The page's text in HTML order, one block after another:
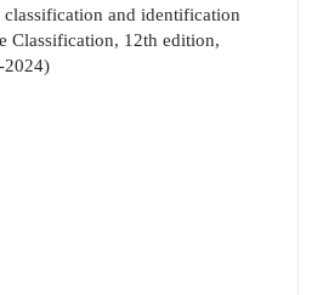
classification and identification
Classification, 12th edition,
2024)